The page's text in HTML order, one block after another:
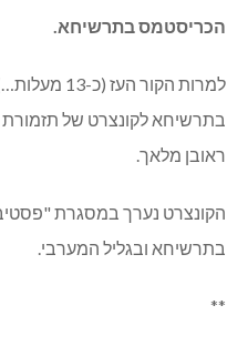
הכריסטמס בתרשיחא.
למרות הקור
בתרשיחא לקונצרט של תזמורת
ראובן מלאך.
הקונצרט נערך במסגרת
בתרשיחא ובגליל המערבי.
**